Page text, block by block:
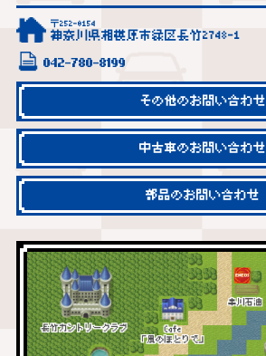
〒252-0154
神奈川県相模原市緑区長竹2748-1
042-780-8199
その他のお問い合わせ
中古車のお問い合わせ
部品のお問い合わせ